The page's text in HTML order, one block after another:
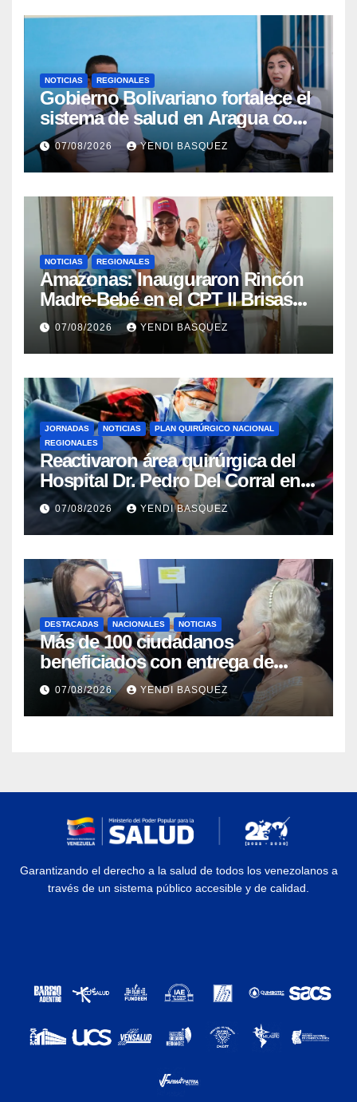
NOTICIAS REGIONALES
Gobierno Bolivariano fortalece el
sistema de salud en Aragua con
la reinauguración del CDI La
Mora
07/08/2026 YENDI BASQUEZ
NOTICIAS REGIONALES
​Amazonas: Inauguraron Rincón
Madre-Bebé en el CPT II Brisas
del Aeropuerto ​Inauguraron
Rincón
07/08/2026 YENDI BASQUEZ
JORNADAS NOTICIAS
PLAN QUIRÚRGICO NACIONAL
REGIONALES
Reactivaron área quirúrgica del
Hospital Dr. Pedro Del Corral en
Guárico
07/08/2026 YENDI BASQUEZ
DESTACADAS NACIONALES NOTICIAS
Más de 100 ciudadanos
beneficiados con entrega de
prótesis auditivas en el Centro de
Rehabilitación J.J. Arvelo
07/08/2026 YENDI BASQUEZ
Garantizando el derecho a la salud de todos los venezolanos a
través de un sistema público accesible y de calidad.